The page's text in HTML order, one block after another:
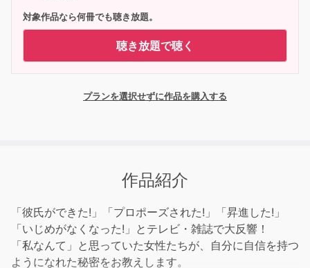
対象作品なら何冊でも聴き放題。
聴き放題で聴く
プランを選択せずに作品を購入する
作品紹介
「彼氏ができた!」「プロポーズされた!」「昇進した!」
「いじめがなくなった!」とテレビ・雑誌で大反響！
「私なんて」と思っていた女性たちが、自分に自信を持つ
ようになれた秘密をお教えします。